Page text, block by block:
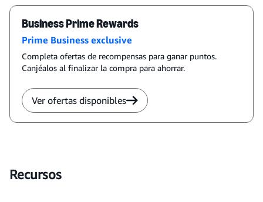
Business Prime Rewards
Prime Business exclusive
Completa ofertas de recompensas para ganar puntos.
Canjéalos al finalizar la compra para ahorrar.
Ver ofertas disponibles
Recursos